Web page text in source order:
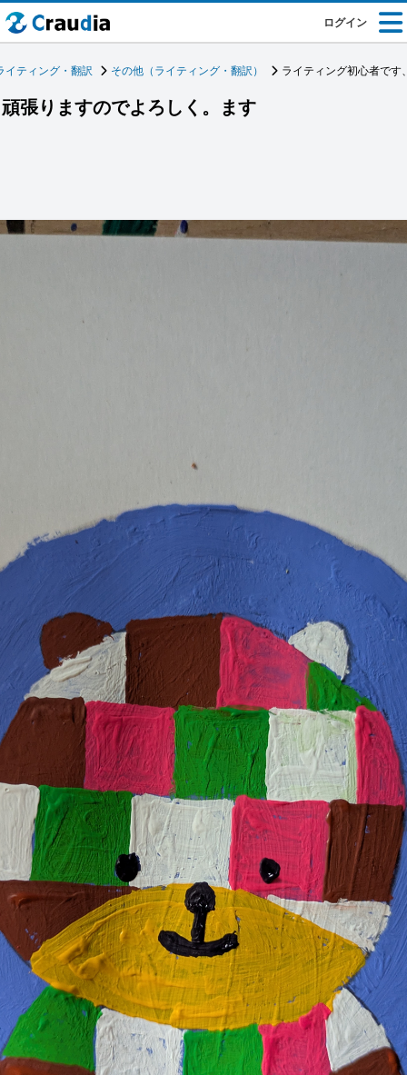
ログイン
イティング・翻訳 その他（ライティング・翻訳） ライティング初心者です
張りますのでよろしく。ます